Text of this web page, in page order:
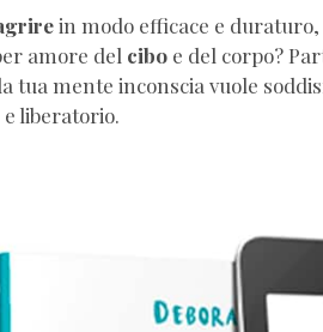
in modo efficace e
amore del cibo e del corpo?
tua mente inconscia vuole
liberatorio.